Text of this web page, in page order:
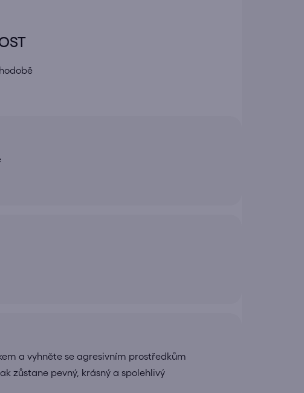
a vyhněte se agresivním prostředkům
zůstane pevný, krásný a spolehlivý